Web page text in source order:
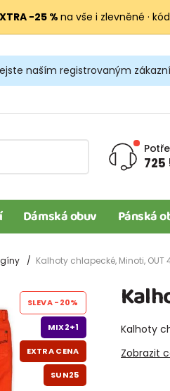
−25 % na vše i zlevněné · kód
naším registrovaným
725
Dámská obuv Pánská
Kalhoty chlapecké, Minoti, OUT
Kalhoty
Zobrazit
SLEVA-20%
MIX2+1
EXTRA CENA
SUN25